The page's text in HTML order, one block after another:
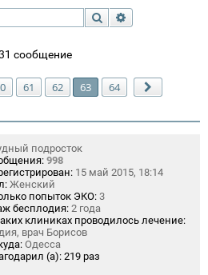
Поиск
сообщение
64 61 62 63 64
подросток
998
15 май 2015, 18:14
Женский
попыток ЭКО: 3
бесплодия: 2 года
клиниках проводилось лечение:
врач Борисов
Одесса
(а): 219 раз